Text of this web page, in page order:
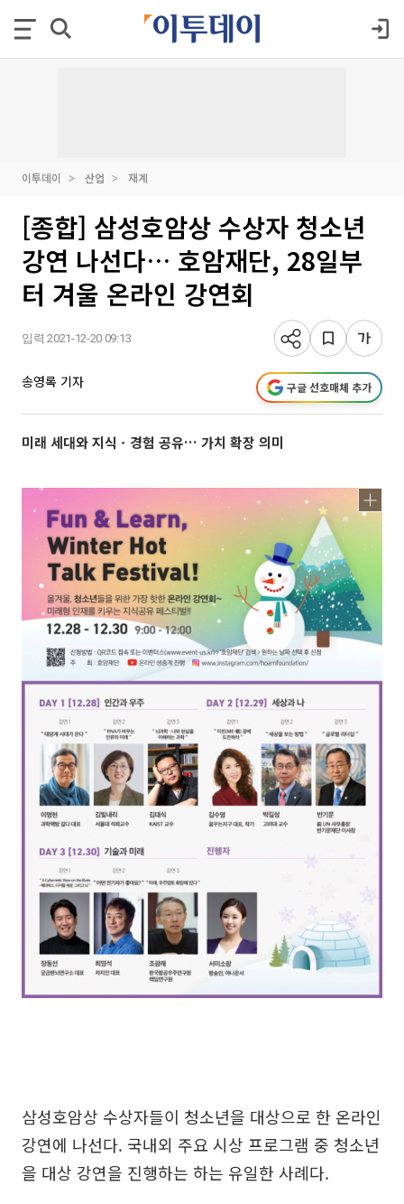
이투데이 산업 재계
[종합] 삼성호암상 수상자 청소년
강연 나선다… 호암재단, 28일부
터 겨울 온라인 강연회
입력 2021-12-20 09:13
송영록 기자 구글 선호매체 추가
미래 세대와 지식ㆍ경험 공유… 가치 확장 의미
삼성호암상 수상자들이 청소년을 대상으로 한 온라인
강연에 나선다. 국내외 주요 시상 프로그램 중 청소년
을 대상 강연을 진행하는 하는 유일한 사례다.